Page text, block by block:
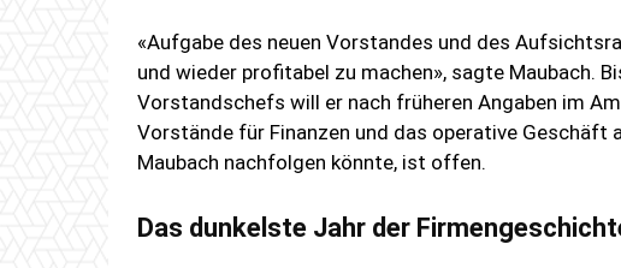
«Aufgabe des neuen Vorstandes und des
und wieder profitabel zu machen», sagte Maubach.
Vorstandschefs will er nach früheren Angaben im
Vorstände für Finanzen und das operative Geschäft
Maubach nachfolgen könnte, ist offen.
Das dunkelste Jahr der